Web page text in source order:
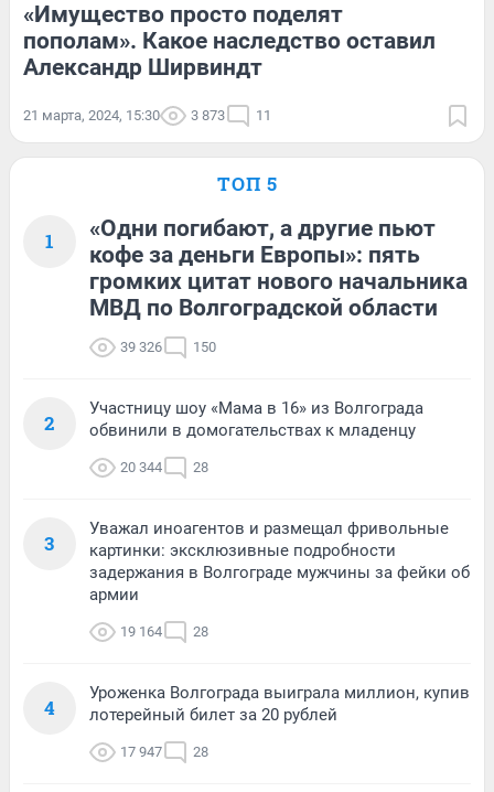
«Имущество просто поделят
пополам». Какое наследство оставил
Александр Ширвиндт
21 марта, 2024, 15:30 3 873 11
ТОП 5
1
«Одни погибают, а другие пьют
кофе за деньги Европы»: пять
громких цитат нового начальника
МВД по Волгоградской области
39 326 150
2
Участницу шоу «Мама в 16» из Волгограда
обвинили в домогательствах к младенцу
20 344 28
3
Уважал иноагентов и размещал фривольные
картинки: эксклюзивные подробности
задержания в Волгограде мужчины за фейки об
армии
19 164 28
4
Уроженка Волгограда выиграла миллион, купив
лотерейный билет за 20 рублей
17 947 28